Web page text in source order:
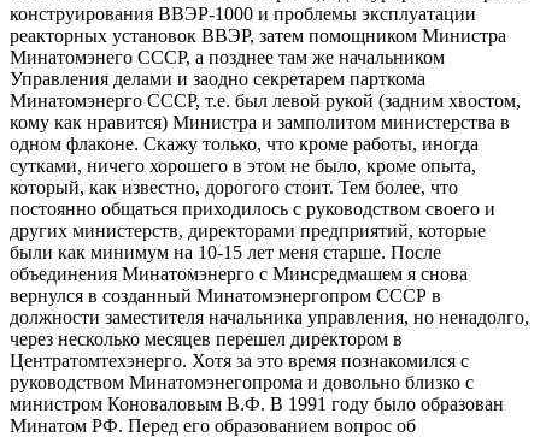
конструирования ВВЭР-1000 и проблемы эксплуатации
реакторных установок ВВЭР, затем помощником Министра
Минатомэнего СССР, а позднее там же начальником
Управления делами и заодно секретарем парткома
Минатомэнерго СССР, т.е. был левой рукой (задним хвостом,
кому как нравится) Министра и замполитом министерства в
одном флаконе. Скажу только, что кроме работы, иногда
сутками, ничего хорошего в этом не было, кроме опыта,
который, как известно, дорогого стоит. Тем более, что
постоянно общаться приходилось с руководством своего и
других министерств, директорами предприятий, которые
были как минимум на 10-15 лет меня старше. После
объединения Минатомэнерго с Минсредмашем я снова
вернулся в созданный Минатомэнергопром СССР в
должности заместителя начальника управления, но ненадолго,
через несколько месяцев перешел директором в
Центратомтехэнерго. Хотя за это время познакомился с
руководством Минатомэнегопрома и довольно близко с
министром Коноваловым В.Ф. В 1991 году было образован
Минатом РФ. Перед его образованием вопрос об